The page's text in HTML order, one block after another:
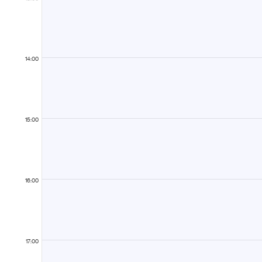
14:00
15:00
16:00
17:00